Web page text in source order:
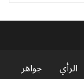
الرأي
جواهر